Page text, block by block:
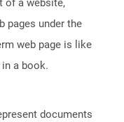
of a website,
pages under the
web page is like
a book.
documents